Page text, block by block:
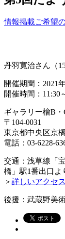
情報掲載ご希望
丹羽寛治さん（
開催期間：2021
開催時間：11:30
ギャラリー檜B・
〒104-0031
東京都中央区京
電話：03-6228-
交通：浅草線「
橋」駅1番出口よ
＞ 詳しいアクセ
後援：武蔵野美